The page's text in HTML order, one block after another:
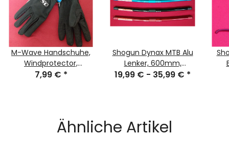
M-Wave Handschuhe,
Windprotector,
Langfinger, schwarz, M,
7,99 € *
Shogun Dynax MTB Alu
Lenker, 600mm,
25,4mm, Rot, Titan-
19,99 € - 35,99 € *
Ähnliche Artikel